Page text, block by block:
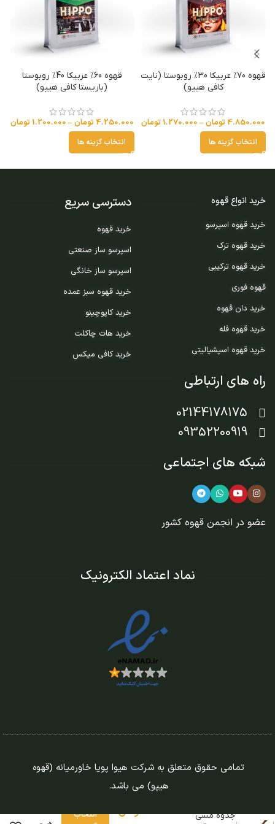
قهوه 70% عربیکا 30% روبوستا (نایت
کافی هیپو)
4.850.000 تومان–
1.270.000 تومان
انتخاب گزینه ها
قهوه 60% عربیکا 40% روبوستا
(باریستا کافی هیپو)
4.250.000 تومان–
1.200.000 تومان
انتخاب گزینه ها
خرید انواع قهوه
خرید قهوه اسپرسو
خرید قهوه ترک
خرید قهوه ترکیبی
قهوه فوری
خرید دان قهوه
خرید قهوه فله
خرید قهوه اسپشیالیتی
دسترسی سریع
خرید قهوه
اسپرسو ساز صنعتی
اسپرسو ساز خانگی
خرید قهوه سبز عمده
خرید کاپوچینو
خرید هات چاکلت
خرید کافی میکس
راه های ارتباطی
02144178175
09352200919
شبکه های اجتماعی
عضو در انجمن قهوه کشور
نماد اعتماد الکترونیک
تمامی حقوق متعلق به شرکت هیوا پویا خاورمیانه (قهوه
هیپو) می باشد.
جذوه مسی
335.000تومان
انتخاب